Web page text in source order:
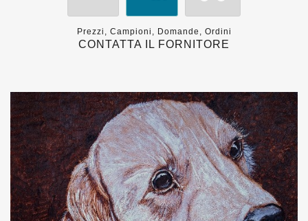
Prezzi, Campioni, Domande, Ordini
CONTATTA IL FORNITORE